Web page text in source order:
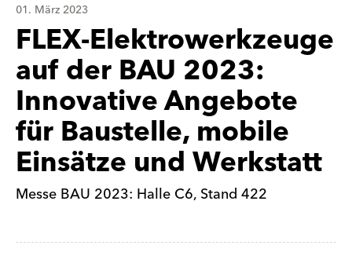
01. März 2023
FLEX-Elektrowerkzeuge
auf der BAU 2023:
Innovative Angebote
für Baustelle, mobile
Einsätze und Werkstatt
Messe BAU 2023: Halle C6, Stand 422